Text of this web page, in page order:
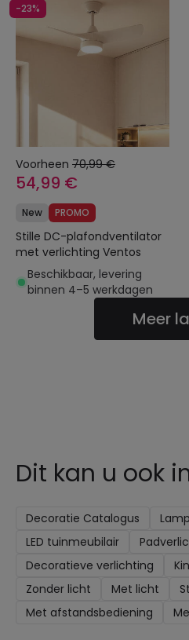
-23%
Voorheen 70,99 €
54,99 €
New PROMO
Stille DC-plafondventilator
met verlichting Ventos
Beschikbaar, levering
binnen 4–5 werkdagen
Meer
Dit kan u ook
Decoratie Catalogus
LED tuinmeubilair
Decoratieve verlichting
Zonder licht
Met licht
Met afstandsbediening